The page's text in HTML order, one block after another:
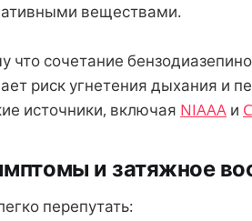
веществами.
что сочетание
риск угнетения дыхания и
источники, включая NIAAA и
и затяжное
перепутать: